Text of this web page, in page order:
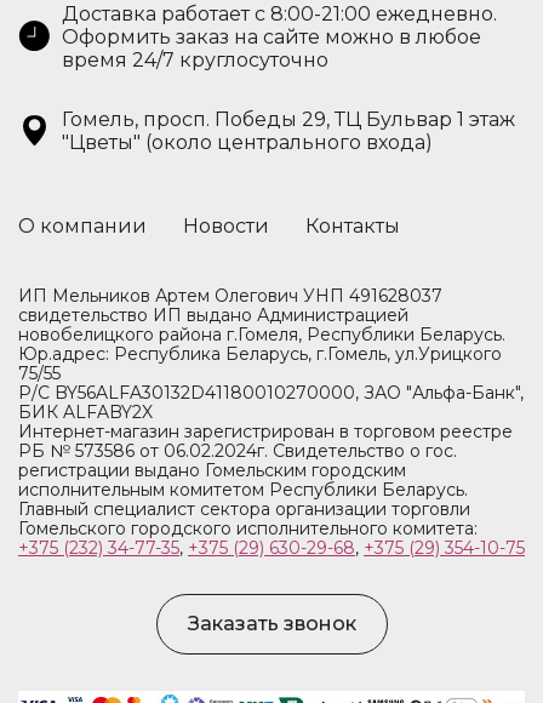
Доставка работает с 8:00-21:00 ежедневно.
Оформить заказ на сайте можно в любое
время 24/7 круглосуточно
Гомель, просп. Победы 29, ТЦ Бульвар 1 этаж
"Цветы" (около центрального входа)
О компании Новости Контакты
ИП Мельников Артем Олегович УНП 491628037
свидетельство ИП выдано Администрацией
новобелицкого района г.Гомеля, Республики Беларусь.
Юр.адрес: Республика Беларусь, г.Гомель, ул.Урицкого
75/55
Р/С BY56ALFA30132D41180010270000, ЗАО "Альфа-Банк",
БИК ALFABY2X
Интернет-магазин зарегистрирован в торговом реестре
РБ № 573586 от 06.02.2024г. Свидетельство о гос.
регистрации выдано Гомельским городским
исполнительным комитетом Республики Беларусь.
Главный специалист сектора организации торговли
Гомельского городского исполнительного комитета:
+375 (232) 34-77-35, +375 (29) 630-29-68, +375 (29) 354-10-75
Заказать звонок